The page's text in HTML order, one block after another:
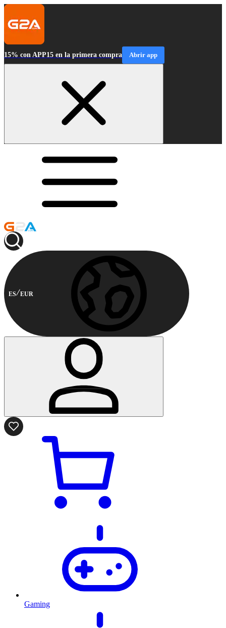
15% con APP15 en la primera compra Abrir app
ES EUR
Gaming